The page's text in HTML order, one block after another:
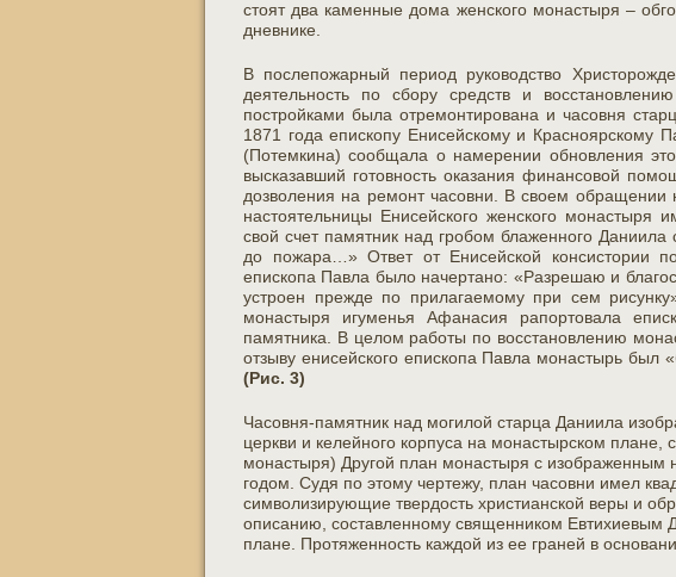
стоят два каменные дома женского монастыря –
дневнике.
В послепожарный период руководство
деятельность по сбору средств и
постройками была отремонтирована и часовня
1871 года епископу Енисейскому и Красноярскому
(Потемкина) сообщала о намерении обновления
высказавший готовность оказания финансовой
дозволения на ремонт часовни. В своем
настоятельницы Енисейского женского монастыря
свой счет памятник над гробом блаженного
до пожара…» Ответ от Енисейской консистории
епископа Павла было начертано: «Разрешаю и
устроен прежде по прилагаемому при сем
монастыря игуменья Афанасия рапортовала
памятника. В целом работы по восстановлению
отзыву енисейского епископа Павла монастырь был
(Рис. 3)
Часовня-памятник над могилой старца Даниила
церкви и келейного корпуса на монастырском плане,
монастыря) Другой план монастыря с изображенным
годом. Судя по этому чертежу, план часовни имел
символизирующие твердость христианской веры и
описанию, составленному священником Евтихиевым
плане. Протяженность каждой из ее граней в